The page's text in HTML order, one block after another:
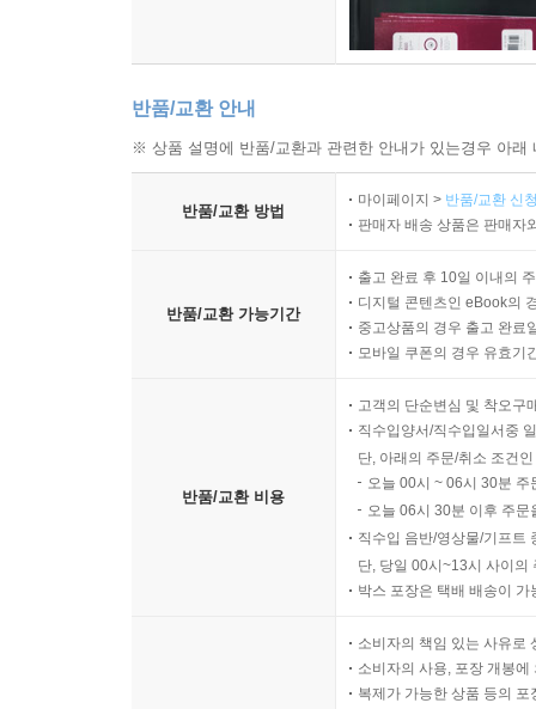
반품/교환 안내
※ 상품 설명에 반품/교환과 관련한 안내가 있는경우 아
반품/교환 방법
마이페이지 > 반품/교환 신
판매자 배송 상품은 판매자
반품/교환 가능기간
출고 완료 후 10일 이내의
디지털 콘텐츠인 eBook의
중고상품의 경우 출고 완료
모바일 쿠폰의 경우 유효기
반품/교환 비용
고객의 단순변심 및 착오구
직수입양서/직수입일서중
단, 아래의 주문/취소 조건
오늘 00시 ~ 06시 30분
오늘 06시 30분 이후 주
직수입 음반/영상물/기프트
단, 당일 00시~13시 사이의
박스 포장은 택배 배송이
소비자의 책임 있는 사유로
소비자의 사용, 포장 개봉
복제가 가능한 상품 등의